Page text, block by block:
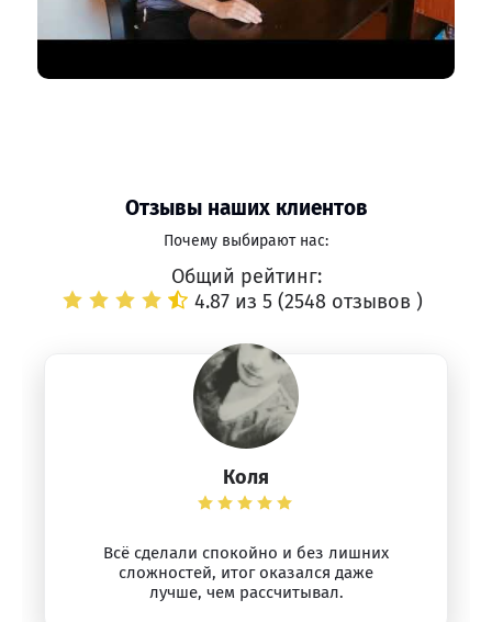
Отзывы наших клиентов
Почему выбирают нас:
Общий рейтинг:
4.87 из 5 (2548 отзывов )
Коля
Всё сделали спокойно и без лишних
сложностей, итог оказался даже
лучше, чем рассчитывал.